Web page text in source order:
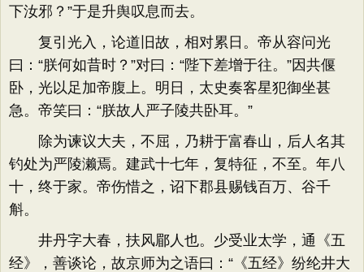
下汝邪？”于是升舆叹息而去。
复引光入，论道旧故，相对累日。帝从容问光
曰：“朕何如昔时？”对曰：“陛下差增于往。”因共偃
卧，光以足加帝腹上。明日，太史奏客星犯御坐甚
急。帝笑曰：“朕故人严子陵共卧耳。”
除为谏议大夫，不屈，乃耕于富春山，后人名其
钓处为严陵濑焉。建武十七年，复特征，不至。年八
十，终于家。帝伤惜之，诏下郡县赐钱百万、谷千
斛。
井丹字大春，扶风郿人也。少受业太学，通《五
经》，善谈论，故京师为之语曰：“《五经》纷纶井大